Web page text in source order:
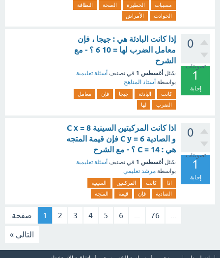
مسببات
الخطيرة الصحة
النظافة
الحوادث
الأمراض
0
تصويتات
1
إجابة
إذا كانت البادئة هي : جيجا ، فإن
معامل الضرب لها = 10 6 ؟ - مع
الشرح
سُئل أغسطس 1 في تصنيف أسئلة تعليمية
بواسطة أستاذ المناهج
كانت البادئة جيجا فإن
معامل
الضرب
لها
0
تصويتات
1
إجابة
اذا كانت المركبتين السينية C x = 8
و الصادية C y = 6 فإن قيمة المتجه
هي : C = 14 ؟ - مع الشرح
سُئل أغسطس 1 في تصنيف أسئلة تعليمية
بواسطة مرشد تعليمي
اذا كانت المركبتين
السينية
الصادية
فإن قيمة المتجه
صفحة: 1 2 3 4 5 6 76
التالي »